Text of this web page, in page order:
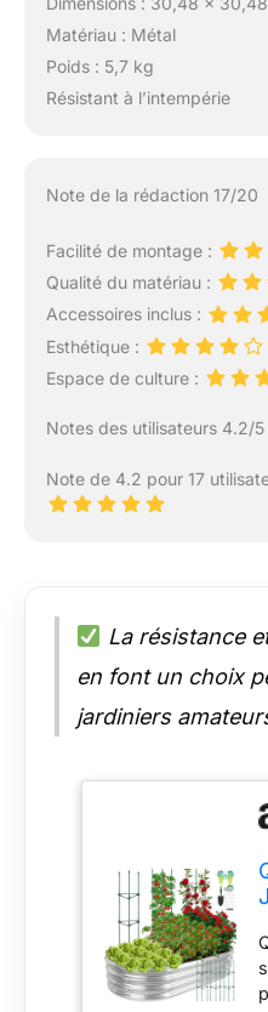
Matériau : Métal
Poids : 5,7 kg
Résistant à l’intempérie
Note de la rédaction 17/20
Facilité de montage :
Qualité du matériau :
Accessoires inclus :
Esthétique :
Espace de culture :
Notes des utilisateurs 4.2/5
Note de 4.2 pour 17
La résistance
en font un choix
jardiniers